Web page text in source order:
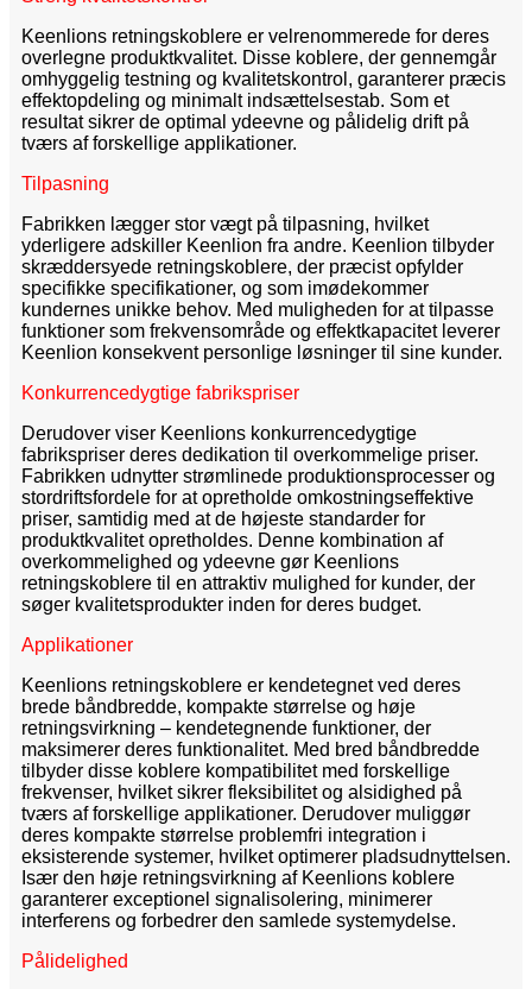
Keenlions retningskoblere er velrenommerede for deres
overlegne produktkvalitet. Disse koblere, der gennemgår
omhyggelig testning og kvalitetskontrol, garanterer præcis
effektopdeling og minimalt indsættelsestab. Som et
resultat sikrer de optimal ydeevne og pålidelig drift på
tværs af forskellige applikationer.
Tilpasning
Fabrikken lægger stor vægt på tilpasning, hvilket
yderligere adskiller Keenlion fra andre. Keenlion tilbyder
skræddersyede retningskoblere, der præcist opfylder
specifikke specifikationer, og som imødekommer
kundernes unikke behov. Med muligheden for at tilpasse
funktioner som frekvensområde og effektkapacitet leverer
Keenlion konsekvent personlige løsninger til sine kunder.
Konkurrencedygtige fabrikspriser
Derudover viser Keenlions konkurrencedygtige
fabrikspriser deres dedikation til overkommelige priser.
Fabrikken udnytter strømlinede produktionsprocesser og
stordriftsfordele for at opretholde omkostningseffektive
priser, samtidig med at de højeste standarder for
produktkvalitet opretholdes. Denne kombination af
overkommelighed og ydeevne gør Keenlions
retningskoblere til en attraktiv mulighed for kunder, der
søger kvalitetsprodukter inden for deres budget.
Applikationer
Keenlions retningskoblere er kendetegnet ved deres
brede båndbredde, kompakte størrelse og høje
retningsvirkning – kendetegnende funktioner, der
maksimerer deres funktionalitet. Med bred båndbredde
tilbyder disse koblere kompatibilitet med forskellige
frekvenser, hvilket sikrer fleksibilitet og alsidighed på
tværs af forskellige applikationer. Derudover muliggør
deres kompakte størrelse problemfri integration i
eksisterende systemer, hvilket optimerer pladsudnyttelsen.
Især den høje retningsvirkning af Keenlions koblere
garanterer exceptionel signalisolering, minimerer
interferens og forbedrer den samlede systemydelse.
Pålidelighed